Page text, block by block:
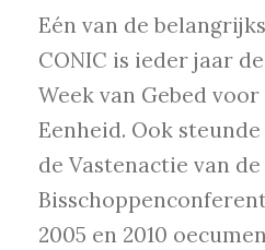
Eén van de
CONIC is ieder jaar
Week van Gebed
Eenheid. Ook
de Vastenactie van
2005 en 2010